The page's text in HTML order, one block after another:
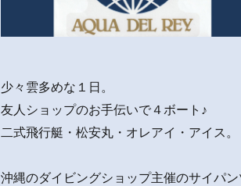
少々雲多めな１日。
友人ショップのお手伝いで４ボート♪
二式飛行艇・松安丸・オレアイ・アイス。
沖縄のダイビングショップ主催のサイパン